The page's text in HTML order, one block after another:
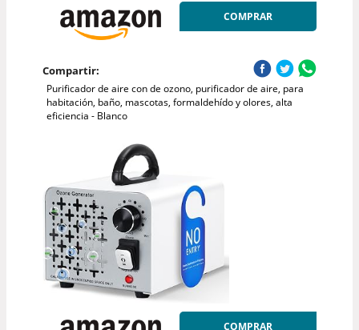
COMPRAR
Compartir:
Purificador de aire con de ozono, purificador de aire, para
habitación, baño, mascotas, formaldehído y olores, alta
eficiencia - Blanco
COMPRAR